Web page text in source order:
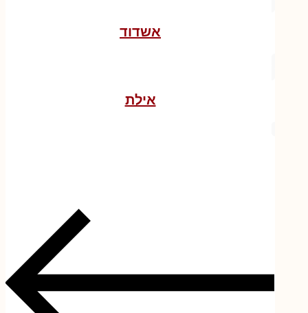
אשדוד
אילת